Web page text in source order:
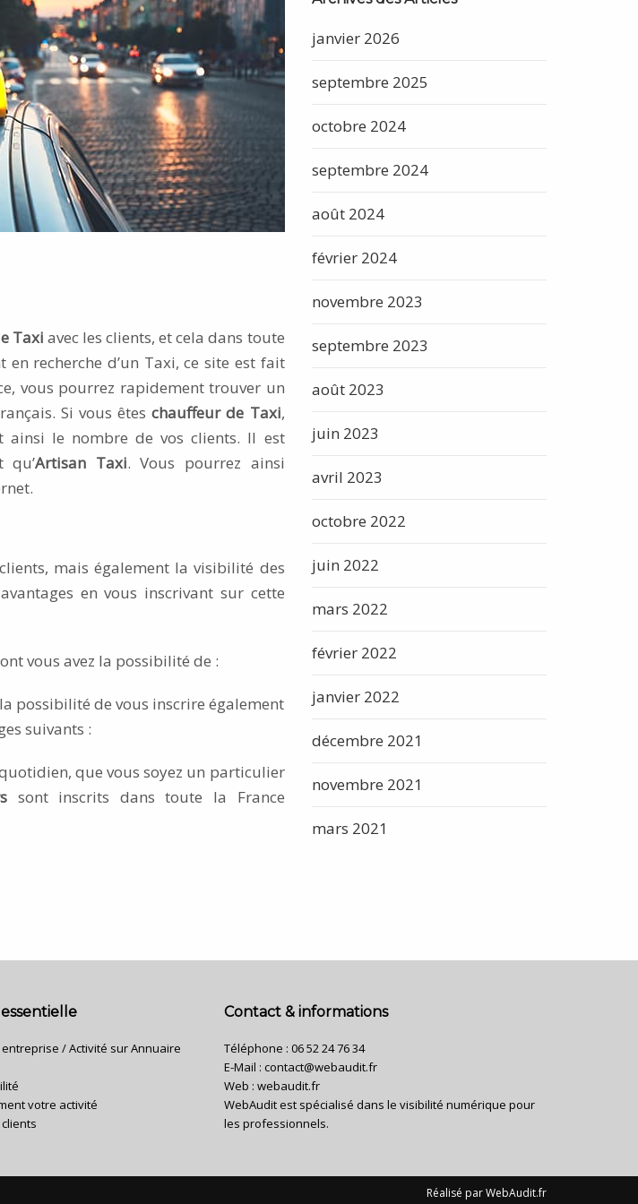
Taxiavec les clients, et cela dans toute
en recherche d’un Taxi, ce site est fait
vous pourrez rapidement trouver un
Si vous êteschauffeur de Taxi,
ainsi le nombre de vos clients. Il est
qu’Artisan Taxi. Vous pourrez ainsi
mais également la visibilité des
en vous inscrivant sur cette
vous avez la possibilité de :
possibilité de vous inscrire également
suivants :
que vous soyez un particulier
sont inscrits dans toute la France
janvier 2026
septembre 2025
octobre 2024
septembre 2024
août 2024
février 2024
novembre 2023
septembre 2023
août 2023
juin 2023
avril 2023
octobre 2022
juin 2022
mars 2022
février 2022
janvier 2022
décembre 2021
novembre 2021
mars 2021
/ Activité sur Annuaire
votre activité
Contact & informations
Téléphone : 06 52 24 76 34
E-Mail : contact@webaudit.fr
Web : webaudit.fr
WebAudit est spécialisé dans le visibilité numérique pour
les professionnels.
Réalisé parWebAudit.fr